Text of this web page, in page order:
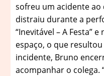
sofreu um acidente ao
distraiu durante a
“Inevitável – A Festa”
espaço, o que
incidente, Bruno
acompanhar o colega.